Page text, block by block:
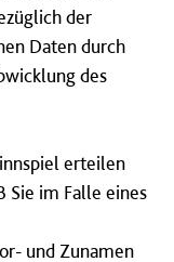
der
Daten durch
des
erteilen
Sie im Falle eines
und Zunamen